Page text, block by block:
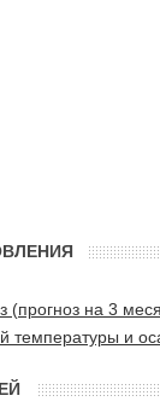
(прогноз на 3
температуры и